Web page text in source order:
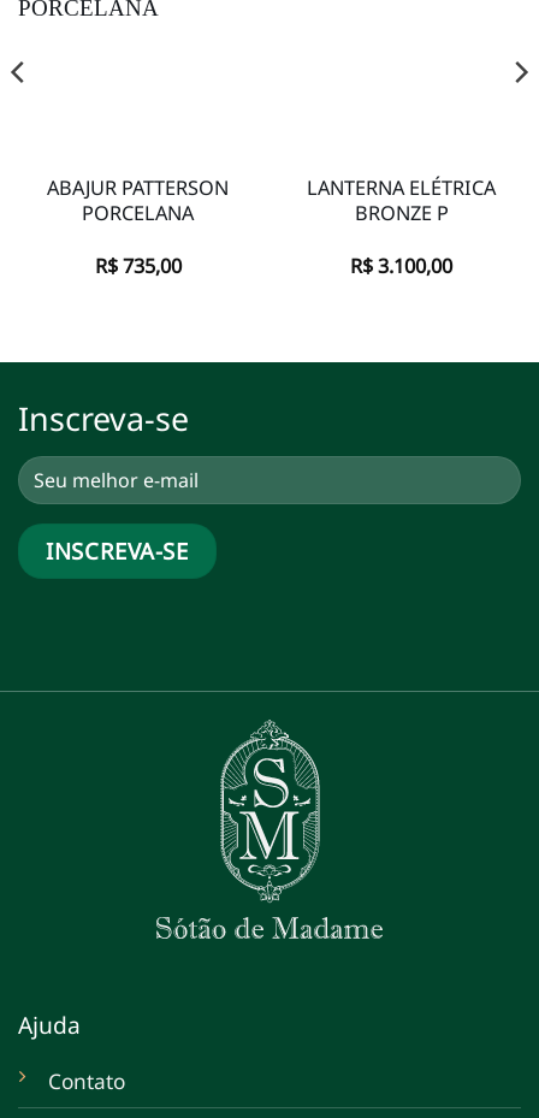
ABAJUR PATTERSON
PORCELANA
R$735,00
LANTERNA ELÉTRICA
BRONZE P
R$3.100,00
Inscreva-se
Ajuda
Contato